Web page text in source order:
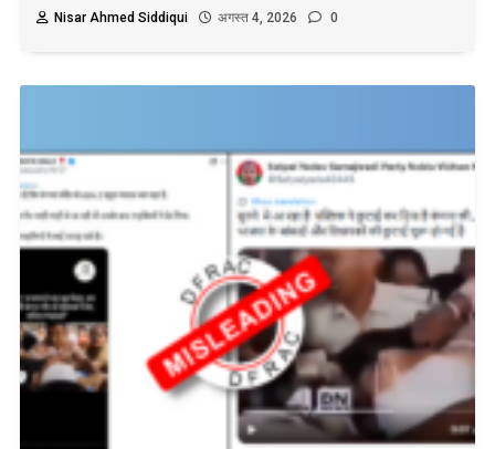
Nisar Ahmed Siddiqui अगस्त 4, 2026 0